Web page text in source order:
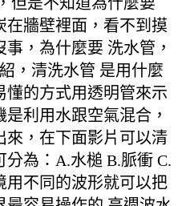
在牆壁裡面，看不到摸
，為什麼要 洗水管，
，清洗水管 是用什麼
懂的方式用透明管來示
利用水跟空氣混合，
來，在下面影片可以清
為：A.水槌 B.脈衝 C.
用不同的波形就可以把